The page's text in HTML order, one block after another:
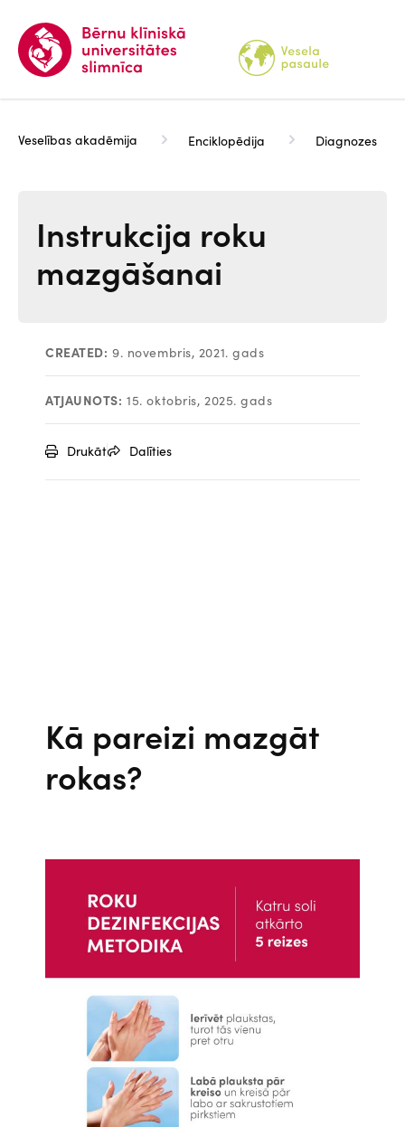
galveno
saturu
Veselības akadēmija Enciklopēdija Diagnozes
Instrukcija roku
mazgāšanai
CREATED: 9. novembris, 2021. gads
ATJAUNOTS: 15. oktobris, 2025. gads
Drukāt Dalīties
Kā pareizi mazgāt
rokas?